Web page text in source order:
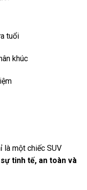
tuổi
khúc
là một chiếc SUV
sự tinh tế, an toàn và